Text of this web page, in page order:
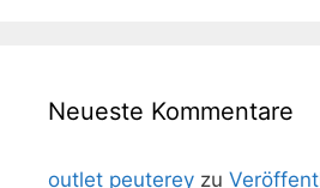
Neueste Kommentare
outlet peuterey zu